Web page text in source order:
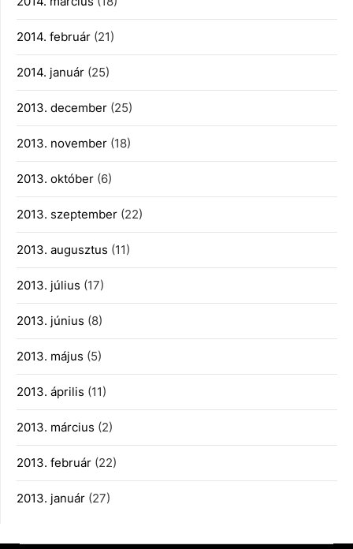
2014. február (21)
2014. január (25)
2013. december (25)
2013. november (18)
2013. október (6)
2013. szeptember (22)
2013. augusztus (11)
2013. július (17)
2013. június (8)
2013. május (5)
2013. április (11)
2013. március (2)
2013. február (22)
2013. január (27)